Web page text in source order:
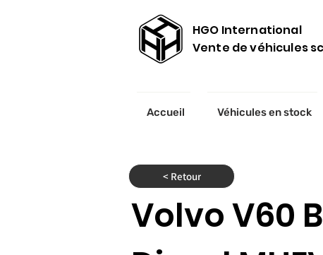
HGO International
Vente de véhicules
Accueil Véhicules en stock
< Retour
Volvo V60